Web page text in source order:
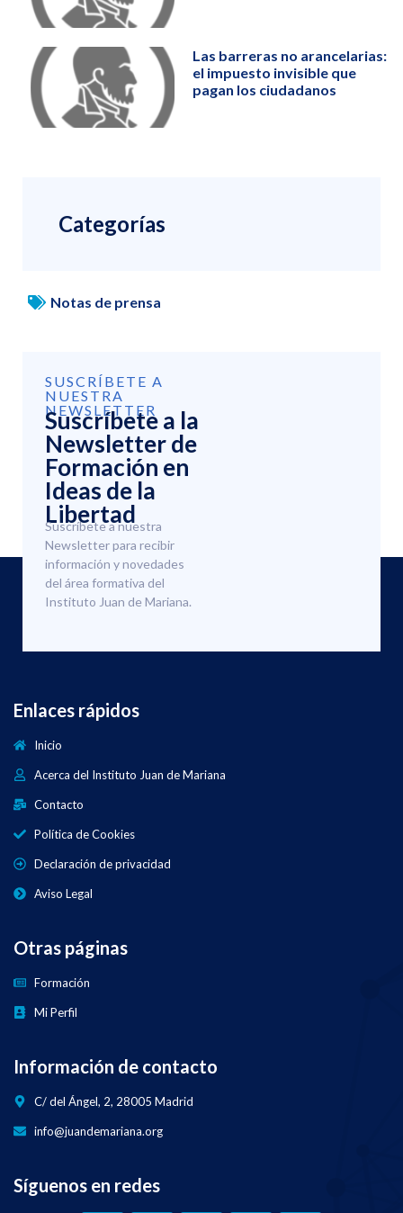
Las barreras no arancelarias:
el impuesto invisible que
pagan los ciudadanos
Categorías
Notas de prensa
SUSCRÍBETE A
NUESTRA
NEWSLETTER
Suscríbete a la
Newsletter de
Formación en
Ideas de la
Libertad
Suscríbete a nuestra
Newsletter para recibir
información y novedades
del área formativa del
Instituto Juan de Mariana.
Enlaces rápidos
Inicio
Acerca del Instituto Juan de Mariana
Contacto
Política de Cookies
Declaración de privacidad
Aviso Legal
Otras páginas
Formación
Mi Perfil
Información de contacto
C/ del Ángel, 2, 28005 Madrid
info@juandemariana.org
Síguenos en redes